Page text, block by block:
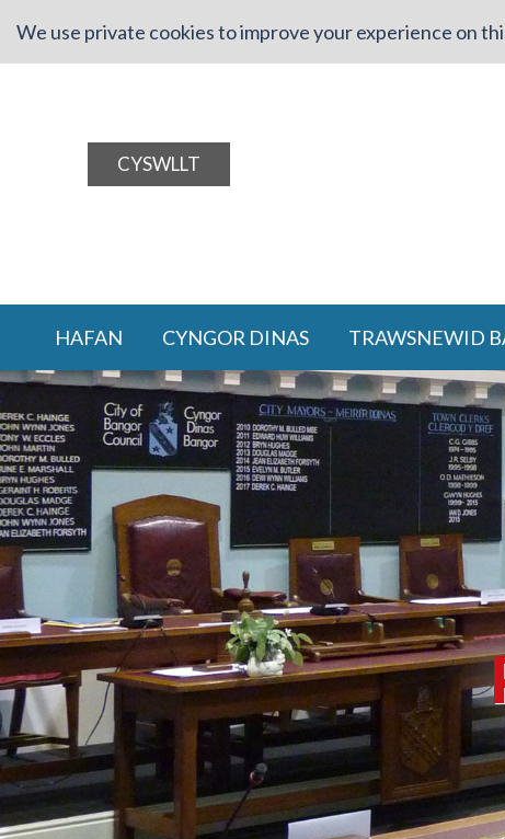
We use private cookies to improve your experience on
CYSWLLT
HAFAN CYNGOR DINAS TRAWSNEWID